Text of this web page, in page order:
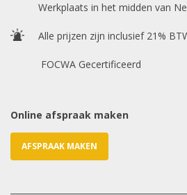
E-mailadres *
Werkplaats in het midden van
Alle prijzen zijn inclusief 21%
FOCWA Gecertificeerd
Online afspraak maken
AFSPRAAK MAKEN